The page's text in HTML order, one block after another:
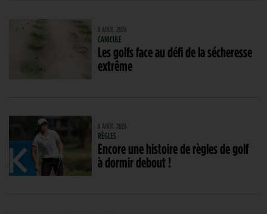
8 AOÛT. 2026
CANICULE
Les golfs face au défi de la sécheresse
extrême
8 AOÛT. 2026
RÈGLES
Encore une histoire de règles de golf
à dormir debout !